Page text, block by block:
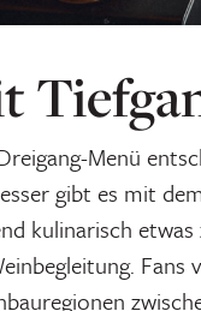
Menü
gibt es mit
kulinarisch